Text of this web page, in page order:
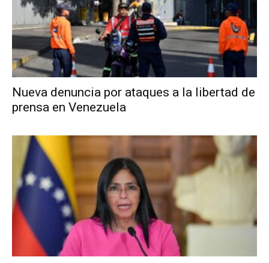
Nueva denuncia por ataques a la libertad de
prensa en Venezuela